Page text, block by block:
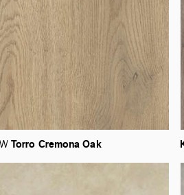
Torro Cremona Oak